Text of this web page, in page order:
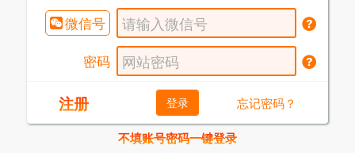
微信号
密码
注册 登录 忘记密码？
不填账号密码一键登录